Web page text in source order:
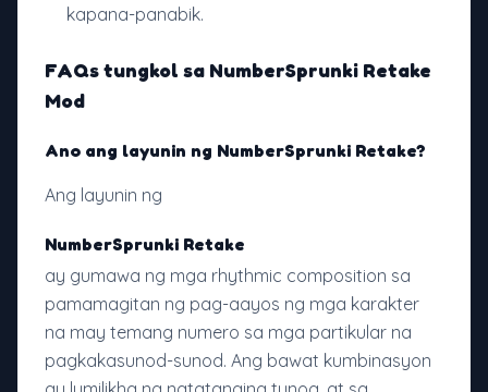
kapana-panabik.
FAQs tungkol sa NumberSprunki Retake
Mod
Ano ang layunin ng NumberSprunki Retake?
Ang layunin ng
NumberSprunki Retake
ay gumawa ng mga rhythmic composition sa
pamamagitan ng pag-aayos ng mga karakter
na may temang numero sa mga partikular na
pagkakasunod-sunod. Ang bawat kumbinasyon